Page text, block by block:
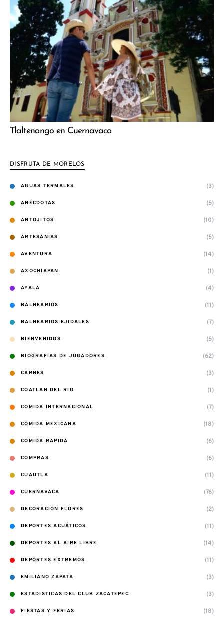
Tlaltenango en Cuernavaca
DISFRUTA DE MORELOS
AGUAS TERMALES (3)
ANÉCDOTAS (5)
ANTOJITOS (10)
ARTESANIAS (5)
AVENTURA (14)
AXOCHIAPAN (1)
AYALA (4)
BALNEARIOS (11)
BALNEARIOS EJIDALES (7)
BIENVENIDOS (5)
BIOGRAFIAS DE JUGADORES (62)
CARNES (3)
COATLAN DEL RIO (1)
COMIDA INTERNACIONAL (7)
COMIDA MEXICANA (18)
COMIDA RAPIDA (6)
COMPRAS (6)
CUAUTLA (11)
CUERNAVACA (76)
DECORACION FLORES (2)
DEPORTES ACUÁTICOS (11)
DEPORTES AL AIRE LIBRE (14)
DEPORTES EXTREMOS (11)
EMILIANO ZAPATA (3)
ESTADISTICAS DEL CLUB ZACATEPEC (3)
FIESTAS Y FERIAS (18)